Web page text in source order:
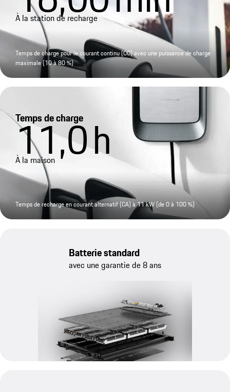
À la station de recharge
Temps de charge pour le courant continu (CC) avec une puissance de charge
maximale (10 à 80 %)
Temps de charge
11,0h
À la maison
Temps de recharge en courant alternatif (CA) à 11 kW (de 0 à 100 %)
Batterie standard
avec une garantie de 8 ans